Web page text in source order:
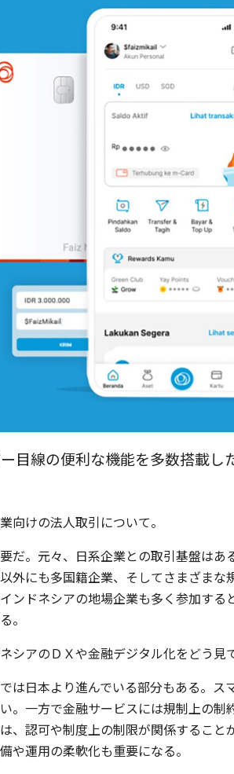
目線の便利な機能を多数搭載し
けの法人取引について。
だ。元々、日系企業との取引基盤はあ
外にも多国籍企業、そしてさまざま
ンドネシアの地場企業も多く参加す
。
アのＤＸや金融デジタル化をどう見
は日本より進んでいる部分もある。ス
。一方で金融サービスには規制上の
、認可や制度上の制限が関係するこ
や運用の柔軟化も重要になる。